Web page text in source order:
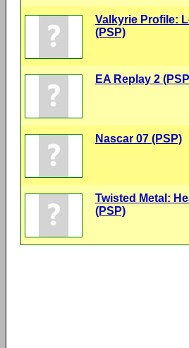
Valkyrie Profile:
(PSP)
EA Replay 2
Nascar 07 (PSP)
Twisted Metal:
(PSP)